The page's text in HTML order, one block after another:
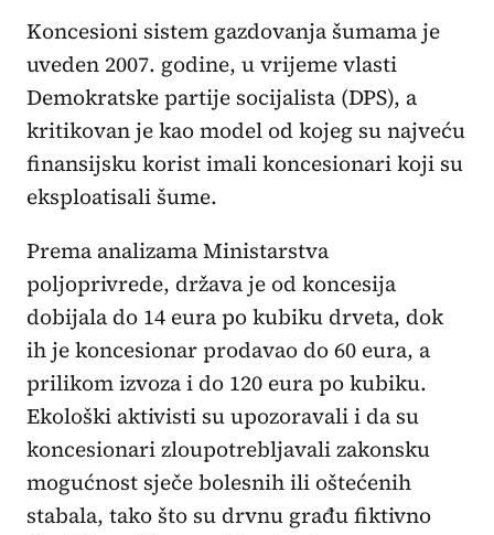
Koncesioni sistem gazdovanja šumama je
uveden 2007. godine, u vrijeme vlasti
Demokratske partije socijalista (DPS), a
kritikovan je kao model od kojeg su najveću
finansijsku korist imali koncesionari koji su
eksploatisali šume.
Prema analizama Ministarstva
poljoprivrede, država je od koncesija
dobijala do 14 eura po kubiku drveta, dok
ih je koncesionar prodavao do 60 eura, a
prilikom izvoza i do 120 eura po kubiku.
Ekološki aktivisti su upozoravali i da su
koncesionari zloupotrebljavali zakonsku
mogućnost sječe bolesnih ili oštećenih
stabala, tako što su drvnu građu fiktivno